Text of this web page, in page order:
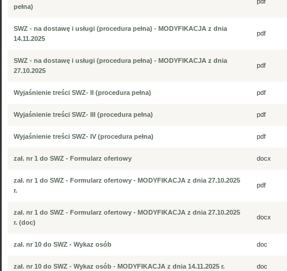
pełna)
SWZ - na dostawę i usługi (procedura pełna) - MODYFIKACJA z dnia
14.11.2025
pdf
SWZ - na dostawę i usługi (procedura pełna) - MODYFIKACJA z dnia
27.10.2025
pdf
Wyjaśnienie treści SWZ- II (procedura pełna) pdf
Wyjaśnienie treści SWZ- III (procedura pełna) pdf
Wyjaśnienie treści SWZ- IV (procedura pełna) pdf
zał. nr 1 do SWZ - Formularz ofertowy docx
zał. nr 1 do SWZ - Formularz ofertowy - MODYFIKACJA z dnia 27.10.2025
r.
pdf
zał. nr 1 do SWZ - Formularz ofertowy - MODYFIKACJA z dnia 27.10.2025
r. (doc)
docx
zał. nr 10 do SWZ - Wykaz osób doc
zał. nr 10 do SWZ - Wykaz osób - MODYFIKACJA z dnia 14.11.2025 r. doc